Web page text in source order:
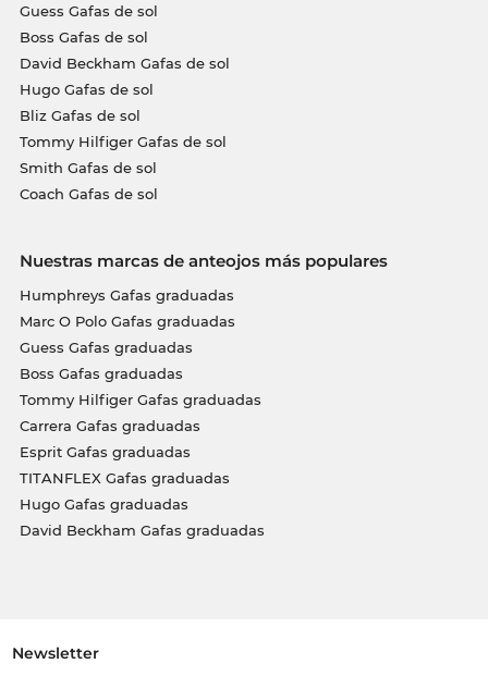
Guess Gafas de sol
Boss Gafas de sol
David Beckham Gafas de sol
Hugo Gafas de sol
Bliz Gafas de sol
Tommy Hilfiger Gafas de sol
Smith Gafas de sol
Coach Gafas de sol
Nuestras marcas de anteojos más populares
Humphreys Gafas graduadas
Marc O Polo Gafas graduadas
Guess Gafas graduadas
Boss Gafas graduadas
Tommy Hilfiger Gafas graduadas
Carrera Gafas graduadas
Esprit Gafas graduadas
TITANFLEX Gafas graduadas
Hugo Gafas graduadas
David Beckham Gafas graduadas
Newsletter